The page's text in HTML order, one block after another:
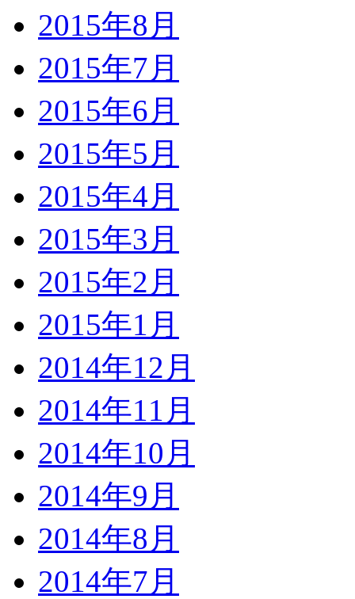
2015年8月
2015年7月
2015年6月
2015年5月
2015年4月
2015年3月
2015年2月
2015年1月
2014年12月
2014年11月
2014年10月
2014年9月
2014年8月
2014年7月